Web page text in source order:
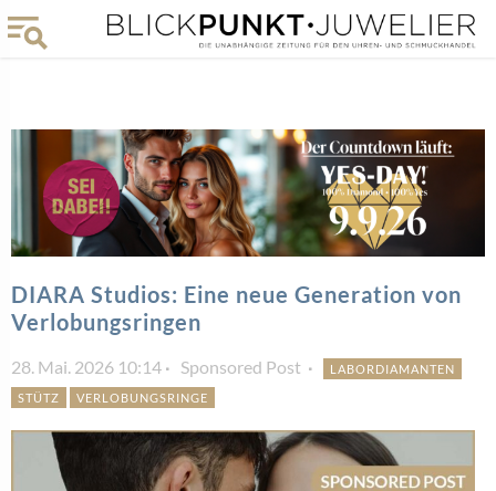
DIARA Studios: Eine neue Generation von
Verlobungsringen
28. Mai. 2026 10:14 Sponsored Post
LABORDIAMANTEN
STÜTZ
VERLOBUNGSRINGE